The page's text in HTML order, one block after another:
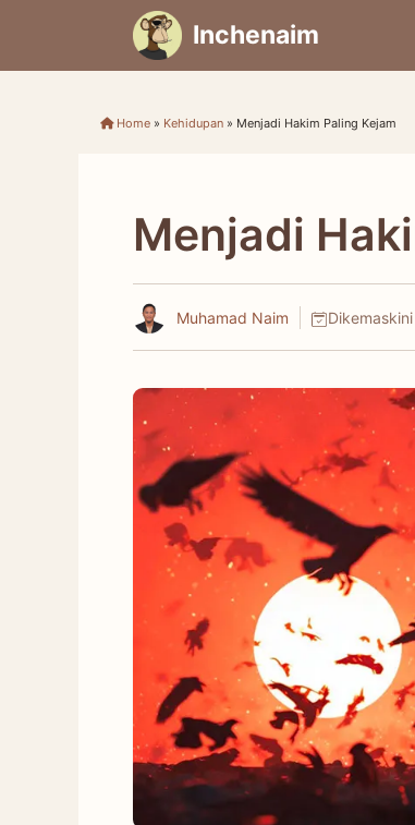
content
Inchenaim
Home » Kehidupan » Menjadi Hakim Paling Kejam
Menjadi
Muhamad Naim Dikemaskini